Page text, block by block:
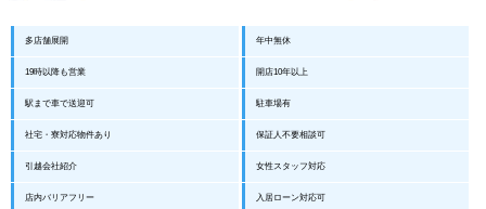
多店舗展開 年中無休
19時以降も営業 開店10年以上
駅まで車で送迎可 駐車場有
社宅・寮対応物件あり 保証人不要相談可
引越会社紹介 女性スタッフ対応
店内バリアフリー 入居ローン対応可